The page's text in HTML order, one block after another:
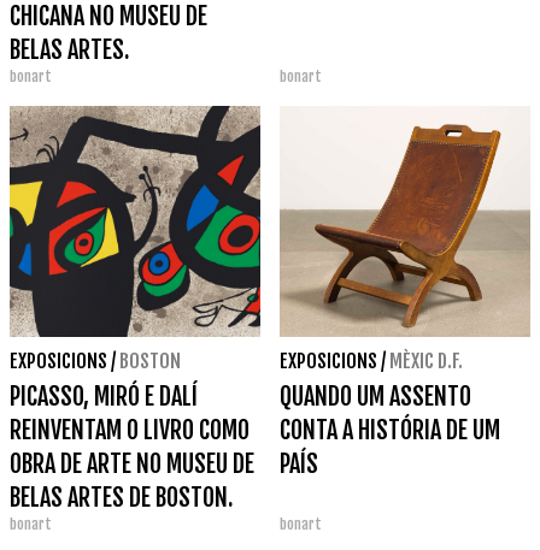
CHICANA NO MUSEU DE
BELAS ARTES.
bonart bonart
EXPOSICIONS / BOSTON
PICASSO, MIRÓ E DALÍ
REINVENTAM O LIVRO COMO
OBRA DE ARTE NO MUSEU DE
BELAS ARTES DE BOSTON.
bonart
EXPOSICIONS / MÈXIC D.F.
QUANDO UM ASSENTO
CONTA A HISTÓRIA DE UM
PAÍS
bonart